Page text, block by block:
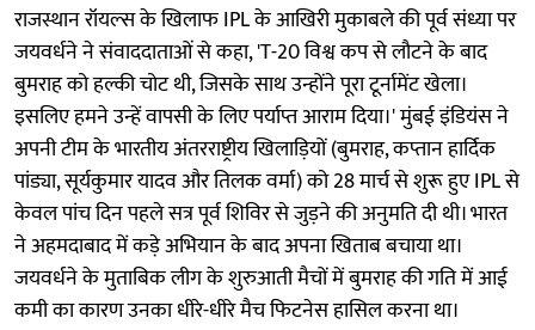
राजस्थान रॉयल्स के खिलाफ IPL के आखिरी मुकाबले की पूर्व संध्या पर
जयवर्धने ने संवाददाताओं से कहा, 'T-20 विश्व कप से लौटने के बाद
बुमराह को हल्की चोट थी, जिसके साथ उन्होंने पूरा टूर्नामेंट खेला।
इसलिए हमने उन्हें वापसी के लिए पर्याप्त आराम दिया।' मुंबई इंडियंस ने
अपनी टीम के भारतीय अंतरराष्ट्रीय खिलाड़ियों (बुमराह, कप्तान हार्दिक
पांड्या, सूर्यकुमार यादव और तिलक वर्मा) को 28 मार्च से शुरू हुए IPL से
केवल पांच दिन पहले सत्र पूर्व शिविर से जुड़ने की अनुमति दी थी। भारत
ने अहमदाबाद में कड़े अभियान के बाद अपना खिताब बचाया था।
जयवर्धने के मुताबिक लीग के शुरुआती मैचों में बुमराह की गति में आई
कमी का कारण उनका धीरे-धीरे मैच फिटनेस हासिल करना था।